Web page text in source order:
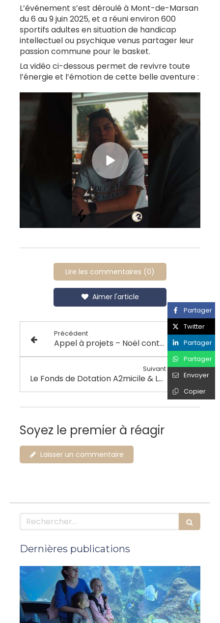
L’événement s’est déroulé à Mont-de-Marsan
du 6 au 9 juin 2025, et a réuni environ 600
sportifs adultes en situation de handicap
intellectuel ou psychique venus partager leur
passion commune pour le basket.
La vidéo ci-dessous permet de revivre toute
l’énergie et l’émotion de cette belle aventure :
Lire les commentaires (0)
Aimer l'article
Précédent
Appel à projets – Noël contre l’isolement des personnes âgées
Suivant
Le Fonds de Dotation A2micile & Les Restos du Cœur s’engagent : Offrir des vacances aux aînés isolés
Partager
Twitter
Partager
Partager
Envoyer
Copier
Soyez le premier à réagir
Laisser un commentaire
Rechercher
Dernières publications